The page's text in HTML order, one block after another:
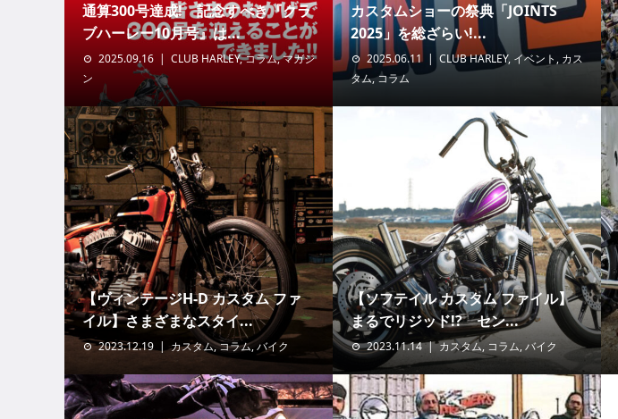
通算300号達成! 記念すべき『クラ
ブハーレー10月号』は...
2025.09.16 CLUB HARLEY,コラム,マガジ
ン
カスタムショーの祭典「JOINTS
2025」を総ざらい!...
2025.06.11 CLUB HARLEY, イベント , カス
タム,コラム
【ヴィンテージH-D カスタム ファ
イル】さまざまなスタイ...
2023.12.19 カスタム,コラム,バイク
【ソフテイル カスタム ファイル】
まるでリジッド!? セン...
2023.11.14 カスタム, コラム,バイク